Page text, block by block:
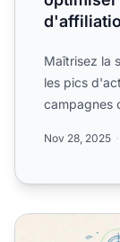
Maîtrisez la
les pics
campagnes
Nov 28, 2025
Quels sont les